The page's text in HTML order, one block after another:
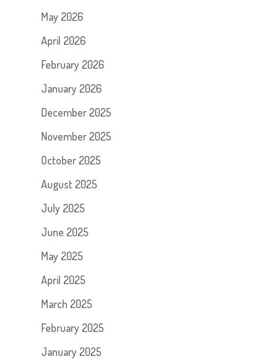
May 2026
April 2026
February 2026
January 2026
December 2025
November 2025
October 2025
August 2025
July 2025
June 2025
May 2025
April 2025
March 2025
February 2025
January 2025